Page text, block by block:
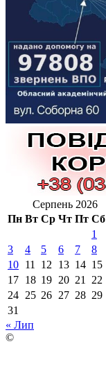
Серпень 2026
Пн Вт Ср Чт Пт Сб
1
3
4 5 6 7 8
10 11 12 13 14 15
17 18 19 20 21 22
24 25 26 27 28 29
31
« Лип
©